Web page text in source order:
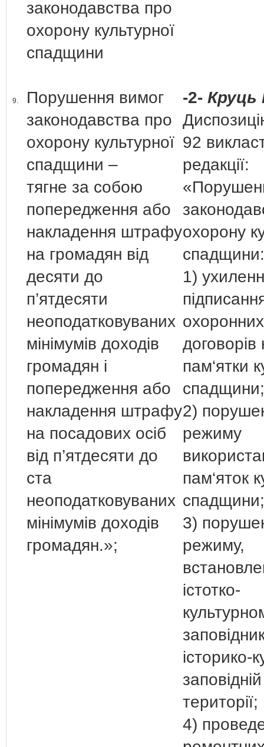
законодавства про
охорону культурної
спадщини
9.
Порушення вимог
законодавства про
охорону культурної
спадщини –
тягне за собою
попередження або
накладення штрафу
на громадян від
десяти до
п’ятдесяти
неоподатковуваних
мінімумів доходів
громадян і
попередження або
накладення штрафу
на посадових осіб
від п’ятдесяти до
ста
неоподатковуваних
мінімумів доходів
громадян.»;
-2-
92
редакції:
охорону
спадщини:
1)
охоронних
договорів
пам‘ятки
спадщини;
2)
режиму
пам‘яток
спадщини;
3)
режиму,
істотко-
історико-
заповідній
території;
4)